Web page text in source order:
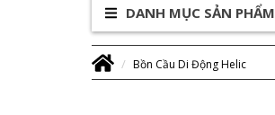
DANH MỤC SẢN PHẨM
Bồn Cầu Di Động Helic